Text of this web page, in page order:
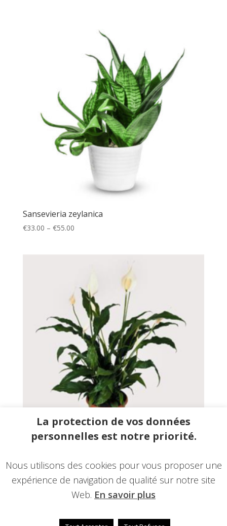
Sansevieria zeylanica
€33.00 – €55.00
€33.00–€55.00
La protection de vos données
personnelles est notre priorité.
Nous utilisons des cookies pour vous proposer une
expérience de navigation de qualité sur notre site
Web. En savoir plus